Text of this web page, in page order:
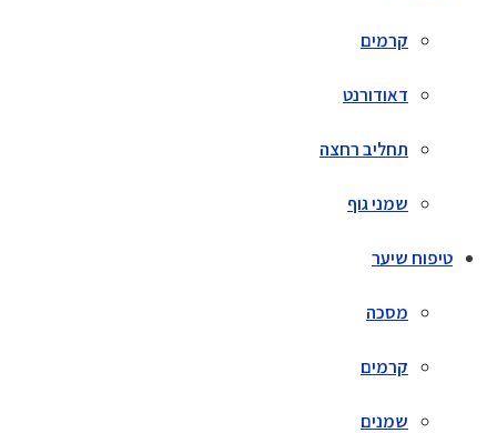
קרמים
דאודורנט
תחליב רחצה
שמני גוף
טיפוח שיער
מסכה
קרמים
שמנים